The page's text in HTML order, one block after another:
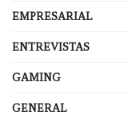
EMPRESARIAL
ENTREVISTAS
GAMING
GENERAL